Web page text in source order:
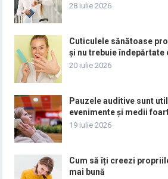
28 iulie 2026
Cuticulele sănătoase
și nu trebuie îndepărtate
20 iulie 2026
Pauzele auditive sunt
evenimente și medii
19 iulie 2026
Cum să îți creezi
mai bună